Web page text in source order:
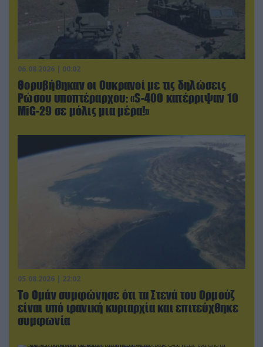
06.08.2026 | 00:02
Θορυβήθηκαν οι Ουκρανοί με τις δηλώσεις
Ρώσου υποπτέραρχου: «S-400 κατέρριψαν 10
MiG-29 σε μόλις μια μέρα!»
05.08.2026 | 22:02
Το Ομάν συμφώνησε ότι τα Στενά του Ορμούζ
είναι υπό ιρανική κυριαρχία και επιτεύχθηκε
συμφωνία